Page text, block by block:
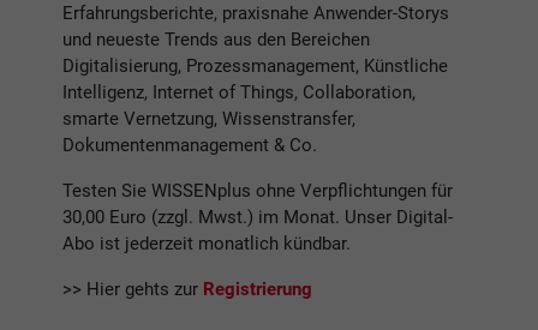
Erfahrungsberichte, praxisnahe Anwender-Storys
und neueste Trends aus den Bereichen
Digitalisierung, Prozessmanagement, Künstliche
Intelligenz, Internet of Things, Collaboration,
smarte Vernetzung, Wissenstransfer,
Dokumentenmanagement & Co.
Testen Sie WISSENplus ohne Verpflichtungen für
30,00 Euro (zzgl. Mwst.) im Monat. Unser Digital-
Abo ist jederzeit monatlich kündbar.
>> Hier gehts zur Registrierung